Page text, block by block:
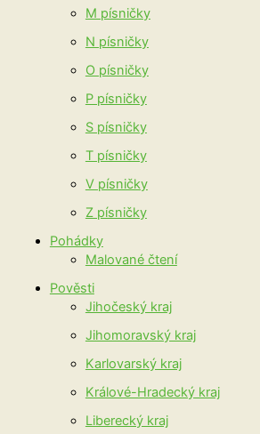
M písničky
N písničky
O písničky
P písničky
S písničky
T písničky
V písničky
Z písničky
Pohádky
Malované čtení
Pověsti
Jihočeský kraj
Jihomoravský kraj
Karlovarský kraj
Králové-Hradecký kraj
Liberecký kraj